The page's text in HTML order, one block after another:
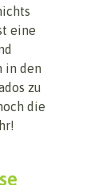
eine
in den
zu
die